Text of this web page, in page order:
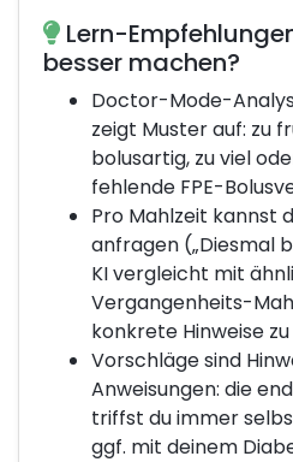
Lern-
besser machen?
Doctor-Mode-
zeigt Muster auf: zu
bolusartig, zu viel
fehlende FPE-
Pro Mahlzeit kannst
anfragen („Diesmal
KI vergleicht mit
Vergangenheits-
konkrete Hinweise
Vorschläge sind
Anweisungen: die
triffst du immer
ggf. mit deinem